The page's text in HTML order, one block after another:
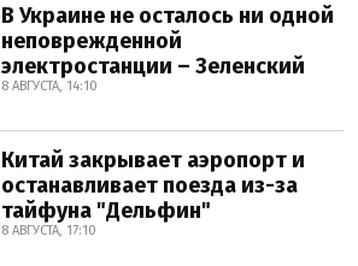
В Украине не осталось ни одной
неповрежденной
электростанции – Зеленский
8 АВГУСТА, 14:10
Китай закрывает аэропорт и
останавливает поезда из-за
тайфуна "Дельфин"
8 АВГУСТА, 17:10